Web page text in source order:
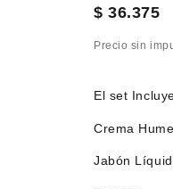
$ 36.375
Precio sin
El set
Crema
Jabón